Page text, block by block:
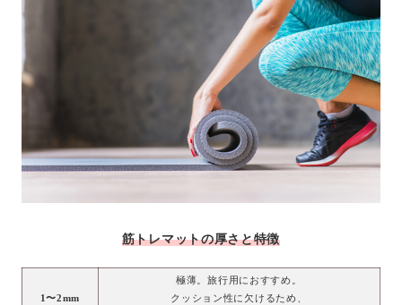
筋トレマットの厚さと特徴
1〜2mm
極薄。旅行用におすすめ。
クッション性に欠けるため、